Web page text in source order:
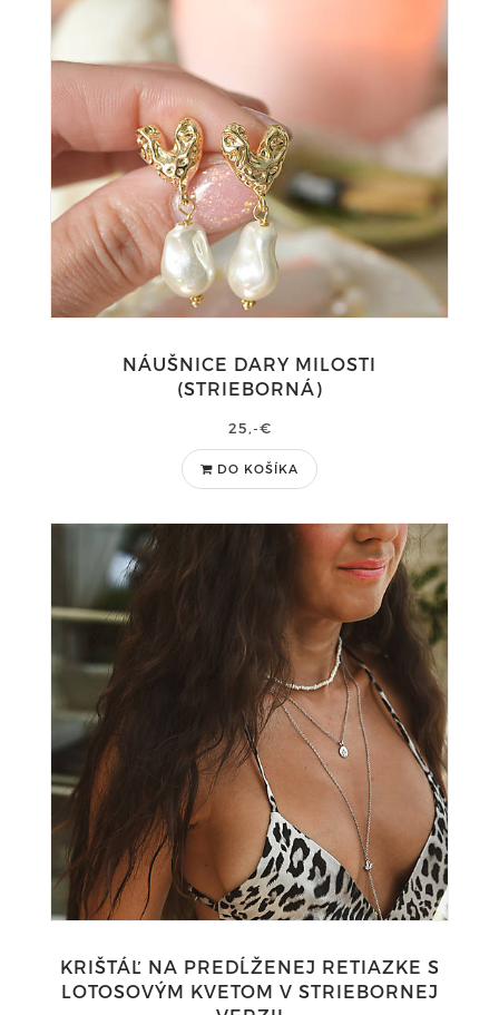
NÁUŠNICE DARY MILOSTI
(STRIEBORNÁ)
25,-€
DO KOŠÍKA
KRIŠTÁĽ NA PREDĹŽENEJ RETIAZKE S
LOTOSOVÝM KVETOM V STRIEBORNEJ